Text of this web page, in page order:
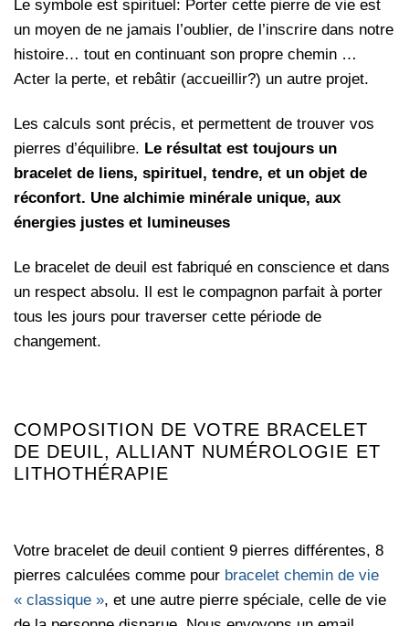
Le symbole est spirituel: Porter cette pierre de vie est
un moyen de ne jamais l’oublier, de l’inscrire dans notre
histoire… tout en continuant son propre chemin …
Acter la perte, et rebâtir (accueillir?) un autre projet.
Les calculs sont précis, et permettent de trouver vos
pierres d’équilibre. Le résultat est toujours un
bracelet de liens, spirituel, tendre, et un objet de
réconfort. Une alchimie minérale unique, aux
énergies justes et lumineuses
Le bracelet de deuil est fabriqué en conscience et dans
un respect absolu. Il est le compagnon parfait à porter
tous les jours pour traverser cette période de
changement.
COMPOSITION DE VOTRE BRACELET
DE DEUIL, ALLIANT NUMÉROLOGIE ET
LITHOTHÉRAPIE
Votre bracelet de deuil contient 9 pierres différentes, 8
pierres calculées comme pour bracelet chemin de vie
« classique », et une autre pierre spéciale, celle de vie